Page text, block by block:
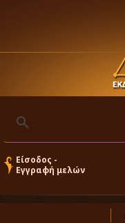
Είσοδος -
Εγγραφή μελών